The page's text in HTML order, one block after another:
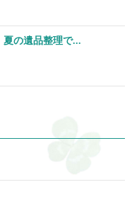
の遺品整理で...